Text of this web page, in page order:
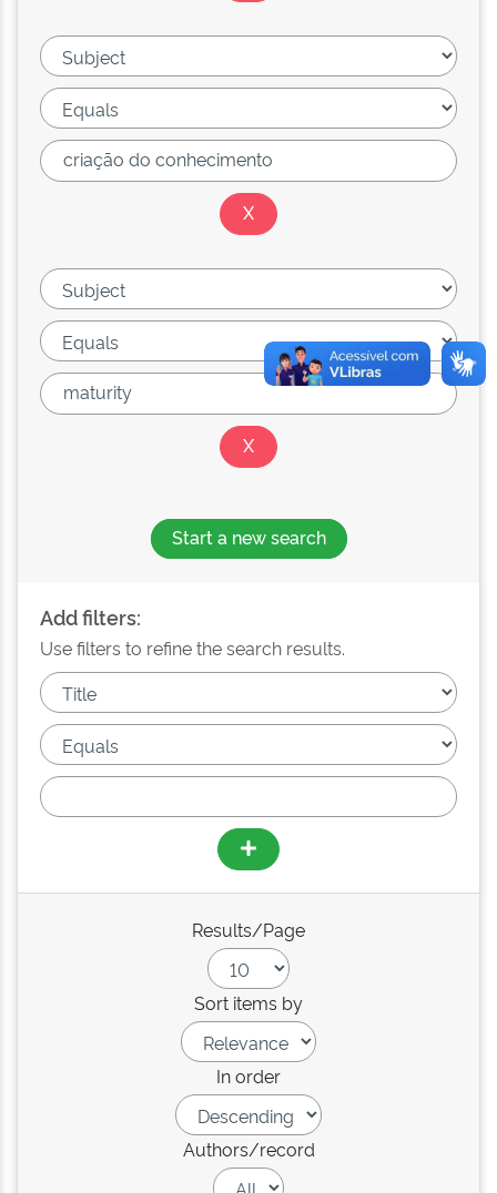
Start a new search
Add filters:
Use filters to refine the search results.
Results/Page
Sort items by
In order
Authors/record